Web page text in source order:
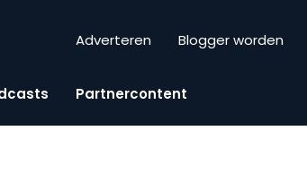
Adverteren Blogger worden
Partnercontent